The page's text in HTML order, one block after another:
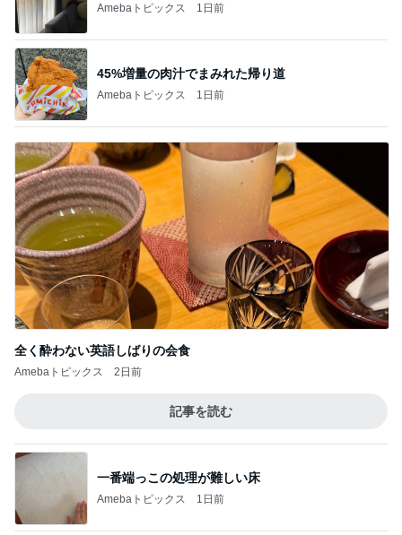
Amebaトピックス 1日前
45%増量の肉汁でまみれた帰り道
Amebaトピックス 1日前
全く酔わない英語しばりの会食
Amebaトピックス 2日前
記事を読む
一番端っこの処理が難しい床
Amebaトピックス 1日前